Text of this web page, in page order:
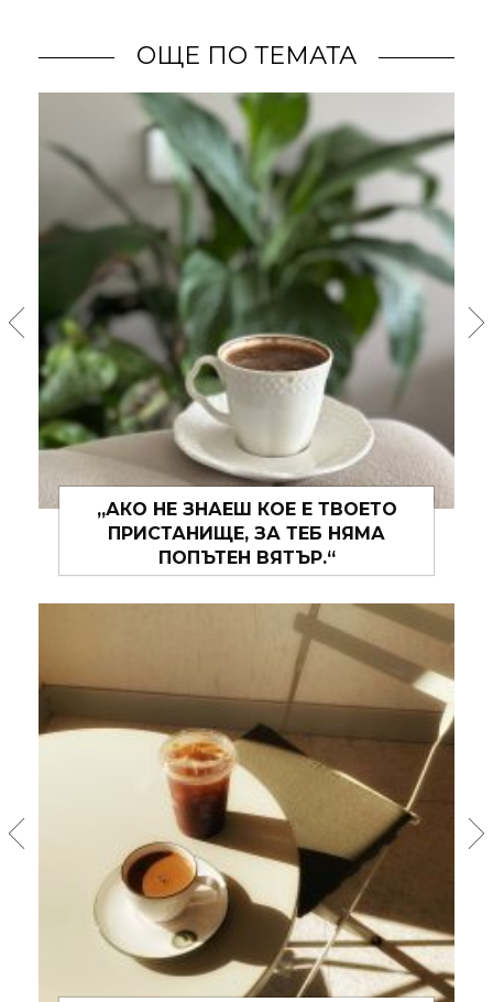
ОЩЕ ПО ТЕМАТА
„И МОЖЕ БИ, МОЖЕ БИ, ТОВА ЛЯТО
ЩЕ СЕ ОКАЖЕ ТАКОВА, ЗА КОЕТО
ХОРАТА ПИШАТ ПЕСНИ.“